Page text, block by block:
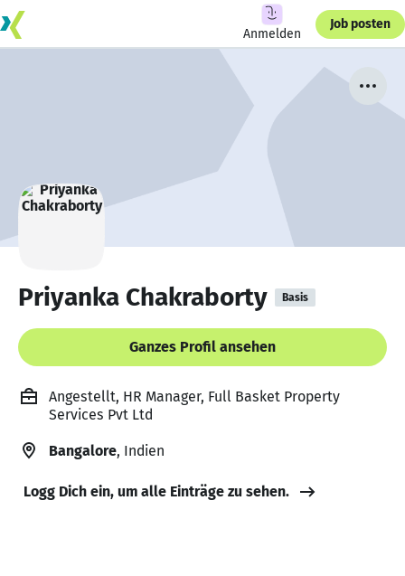
Anmelden
Job posten
Priyanka Chakraborty Basis
Ganzes Profil ansehen
Angestellt, HR Manager, Full Basket Property
Services Pvt Ltd
Bangalore, Indien
Logg Dich ein, um alle Einträge zu sehen.